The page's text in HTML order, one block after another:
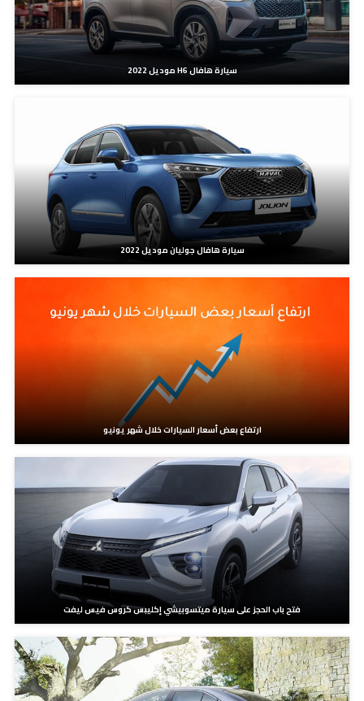
سيارة هافال H6 موديل 2022
سيارة هافال جوليان موديل 2022
ارتفاع بعض أسعار السيارات خلال شهر يونيو
فتح باب الحجز على سيارة ميتسوبيشي إكليبس كروس فيس ليفت